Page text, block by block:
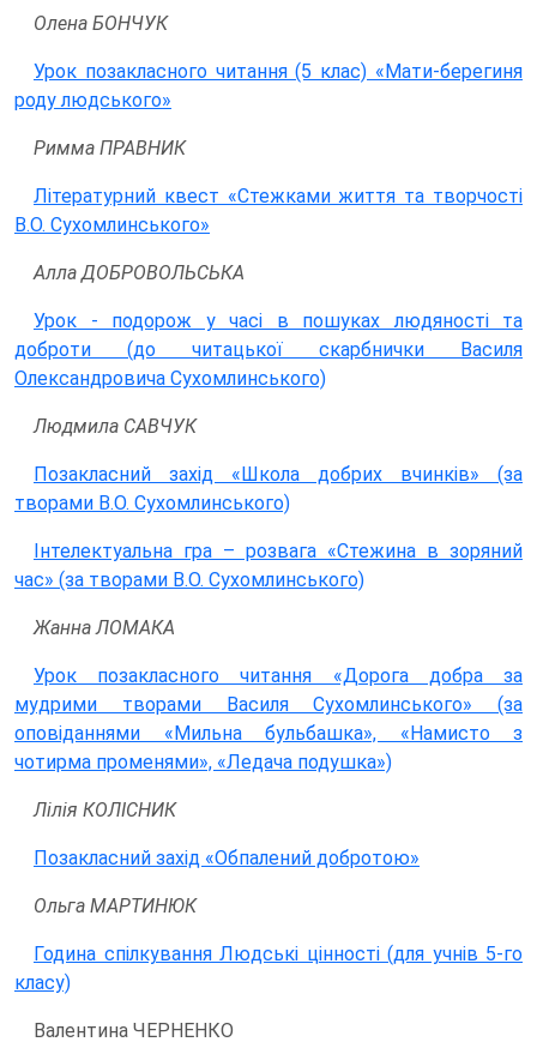
Олена БОНЧУК
Урок позакласного читання (5 клас) «Мати-берегиня
роду людського»
Римма ПРАВНИК
Літературний квест «Стежками життя та творчості
В.О. Сухомлинського»
Алла ДОБРОВОЛЬСЬКА
Урок - подорож у часі в пошуках людяності та
доброти (до читацької скарбнички Василя
Олександровича Сухомлинського)
Людмила САВЧУК
Позакласний захід «Школа добрих вчинків» (за
творами В.О. Сухомлинського)
Інтелектуальна гра – розвага «Стежина в зоряний
час» (за творами В.О. Сухомлинського)
Жанна ЛОМАКА
Урок позакласного читання «Дорога добра за
мудрими творами Василя Сухомлинського» (за
оповіданнями «Мильна бульбашка», «Намисто з
чотирма променями», «Ледача подушка»)
Лілія КОЛІСНИК
Позакласний захід «Обпалений добротою»
Ольга МАРТИНЮК
Година спілкування Людські цінності (для учнів 5-го
класу)
Валентина ЧЕРНЕНКО